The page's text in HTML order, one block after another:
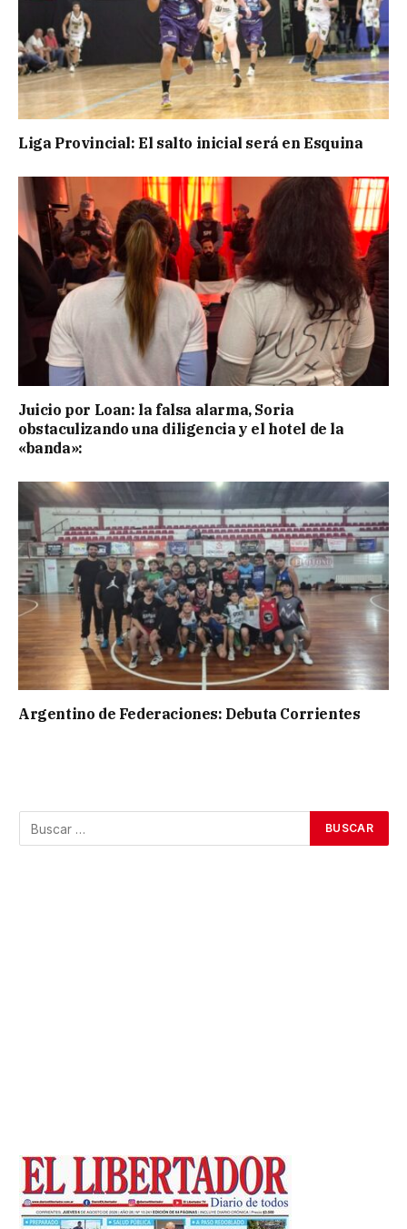
Liga Provincial: El salto inicial será en Esquina
Juicio por Loan: la falsa alarma, Soria
obstaculizando una diligencia y el hotel de la
«banda»:
Argentino de Federaciones: Debuta Corrientes